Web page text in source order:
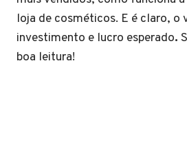
loja de cosméticos. E é claro, o
investimento e lucro esperado.
boa leitura!